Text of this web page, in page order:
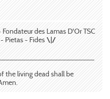
des Lamas D'Or TSC
Pietas - Fides\|/
the living dead shall be